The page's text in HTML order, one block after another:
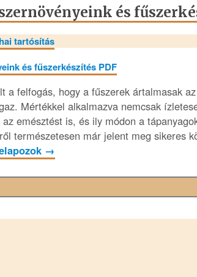
és
tartósítás
a felfogás, hogy a fűszerek ártalmasak
Mértékkel alkalmazva nemcsak
emésztést is, és ily módon a
természetesen már jelent meg sikeres
→